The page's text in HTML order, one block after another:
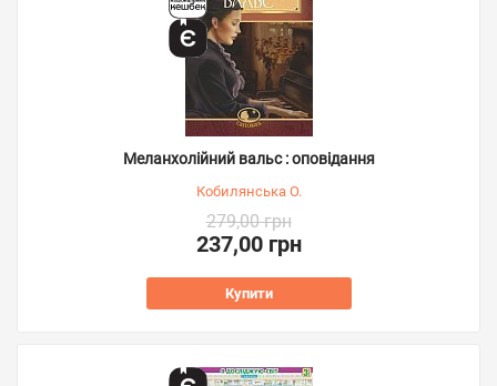
Меланхолійний вальс : оповідання
Кобилянська О.
279,00 грн
237,00 грн
Купити